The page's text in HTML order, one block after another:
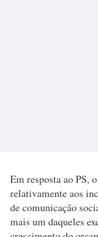
Em resposta ao PS,
relativamente aos
de comunicação
mais um daqueles